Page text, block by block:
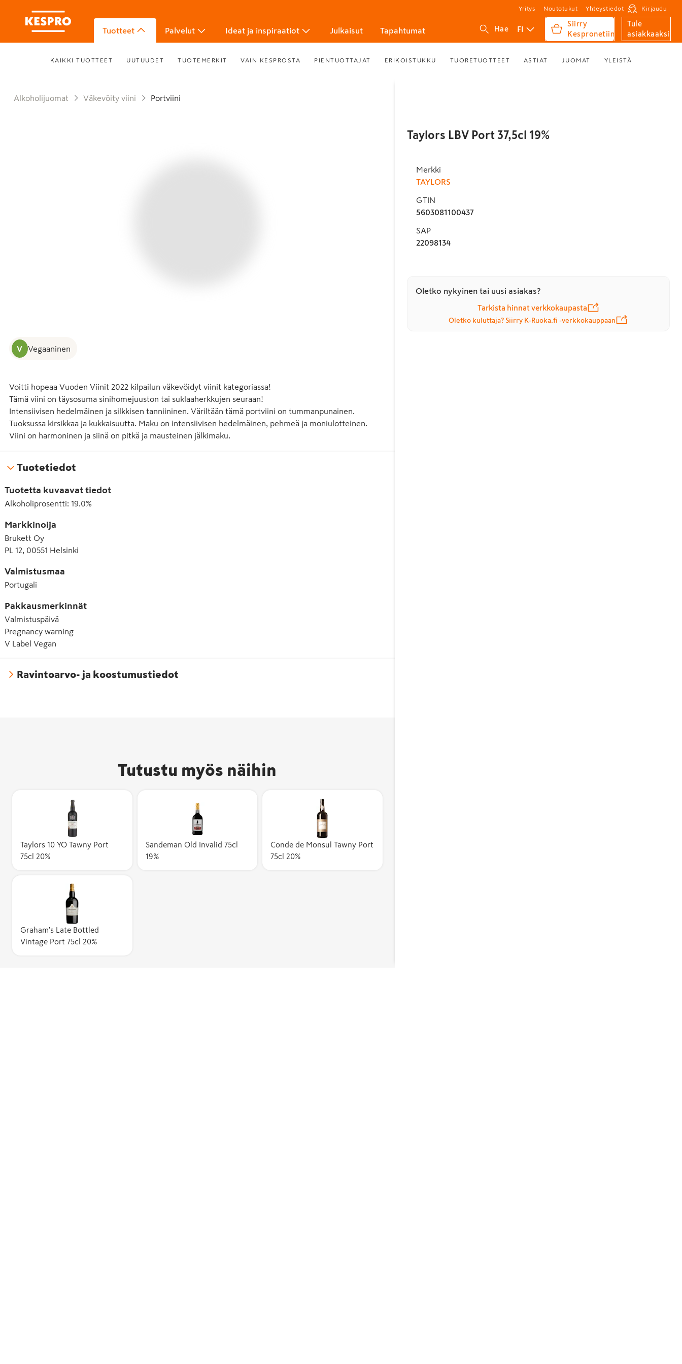
Yritys Noutotukut Yhteystiedot Kirjaudu
Tuotteet Palvelut Ideat ja inspiraatiot Julkaisut Tapahtumat Hae FI
Siirry
Kespronetiin
Tule
asiakkaaksi
KAIKKI TUOTTEET UUTUUDET TUOTEMERKIT VAIN KESPROSTA PIENTUOTTAJAT ERIKOISTUKKU TUORETUOTTEET ASTIAT JUOMAT YLEISTÄ
Alkoholijuomat Väkevöity viini Portviini
V Vegaaninen
Voitti hopeaa Vuoden Viinit 2022 kilpailun väkevöidyt viinit kategoriassa!
Tämä viini on täysosuma sinihomejuuston tai suklaaherkkujen seuraan!
Intensiivisen hedelmäinen ja silkkisen tanniininen. Väriltään tämä portviini on tummanpunainen.
Tuoksussa kirsikkaa ja kukkaisuutta. Maku on intensiivisen hedelmäinen, pehmeä ja moniulotteinen.
Viini on harmoninen ja siinä on pitkä ja mausteinen jälkimaku.
Tuotetiedot
Tuotetta kuvaavat tiedot
Alkoholiprosentti: 19.0%
Markkinoija
Brukett Oy
PL 12, 00551 Helsinki
Valmistusmaa
Portugali
Pakkausmerkinnät
Valmistuspäivä
Pregnancy warning
V Label Vegan
Ravintoarvo- ja koostumustiedot
Tutustu myös näihin
Taylors 10 YO Tawny Port
75cl 20%
Sandeman Old Invalid 75cl
19%
Conde de Monsul Tawny Port
75cl 20%
Graham's Late Bottled
Vintage Port 75cl 20%
Taylors LBV Port 37,5cl 19%
Merkki
TAYLORS
GTIN
5603081100437
SAP
22098134
Oletko nykyinen tai uusi asiakas?
Tarkista hinnat verkkokaupasta
Oletko kuluttaja? Siirry K-Ruoka.fi -verkkokauppaan